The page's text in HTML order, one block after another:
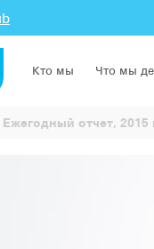
Кто мы Что мы
Ежегодный отчет, 2015